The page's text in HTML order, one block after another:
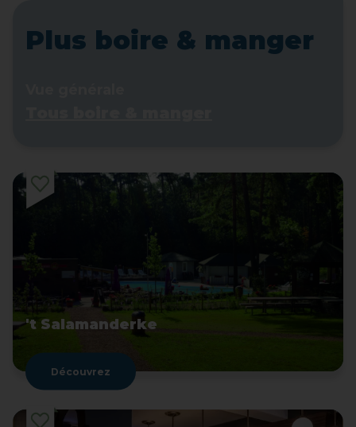
Plus boire & manger
't Salamanderke
Découvrez